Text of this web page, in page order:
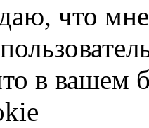
что
в вашем